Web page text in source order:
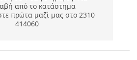
από το κατάστημα
πρώτα μαζί μας στο 2310
414060